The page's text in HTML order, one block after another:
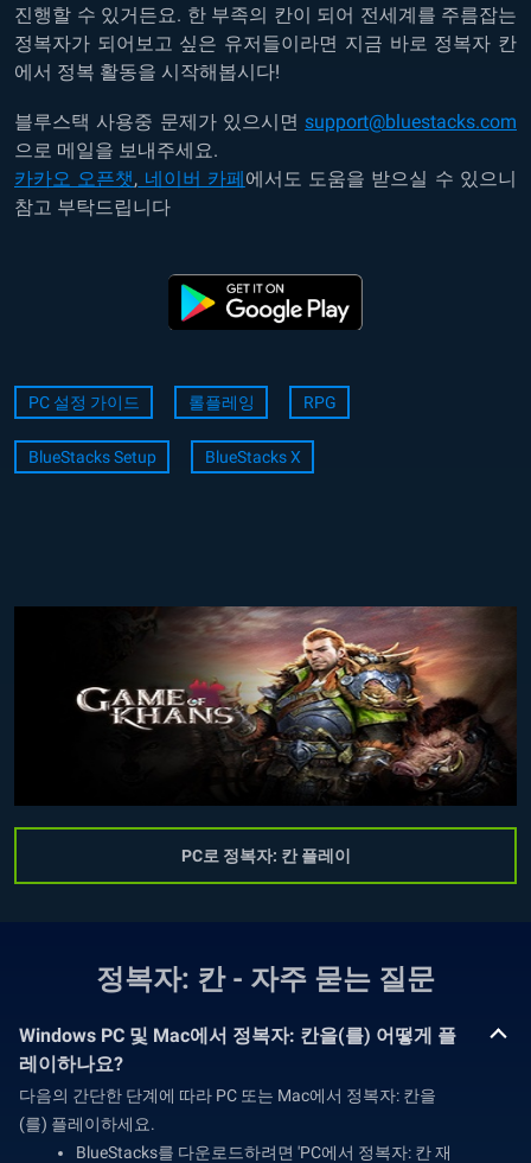
진행할 수 있거든요. 한 부족의 칸이 되어 전세계를 주름잡는
정복자가 되어보고 싶은 유저들이라면 지금 바로 정복자 칸
에서 정복 활동을 시작해봅시다!
블루스택 사용중 문제가 있으시면 support@bluestacks.com
으로 메일을 보내주세요.
카카오 오픈챗, 네이버 카페에서도 도움을 받으실 수 있으니
참고 부탁드립니다
PC 설정 가이드 롤플레잉 RPG
BlueStacks Setup BlueStacks X
PC로 정복자: 칸 플레이
정복자: 칸 - 자주 묻는 질문
Windows PC 및 Mac에서 정복자: 칸을(를) 어떻게 플
레이하나요?
다음의 간단한 단계에 따라 PC 또는 Mac에서 정복자: 칸을
(를) 플레이하세요.
BlueStacks를 다운로드하려면 'PC에서 정복자: 칸 재